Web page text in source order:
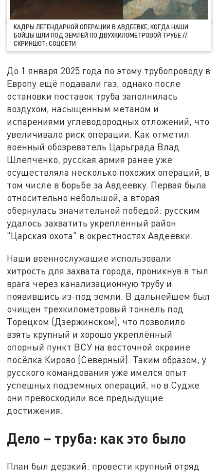
КАДРЫ ЛЕГЕНДАРНОЙ ОПЕРАЦИИ В АВДЕЕВКЕ, КОГДА НАШИ
БОЙЦЫ ШЛИ ПОД ЗЕМЛЁЙ ПО ДВУХКИЛОМЕТРОВОЙ ТРУБЕ //
СКРИНШОТ: СОЦСЕТИ
До 1 января 2025 года по этому трубопроводу в
Европу ещё подавали газ, однако после
остановки поставок труба заполнилась
воздухом, насыщенным метаном и
испарениями углеводородных отложений, что
увеличивало риск операции. Как отметил
военный обозреватель Царьграда Влад
Шлепченко, русская армия ранее уже
осуществляла несколько похожих операций, в
том числе в борьбе за Авдеевку. Первая была
относительно небольшой, а вторая
обернулась значительной победой: русским
удалось захватить укреплённый район
"Царская охота" в окрестностях Авдеевки.
Наши военнослужащие использовали
хитрость для захвата города, проникнув в тыл
врага через канализационную трубу и
появившись из-под земли. В дальнейшем был
очищен трехкилометровый тоннель под
Торецком (Дзержинском), что позволило
взять крупный и хорошо укреплённый
опорный пункт ВСУ на восточной окраине
посёлка Кирово (Северный). Таким образом, у
русского командования уже имелся опыт
успешных подземных операций, но в Судже
они превосходили все предыдущие
достижения.
Дело – труба: как это было
План был дерзкий: провести крупный отряд